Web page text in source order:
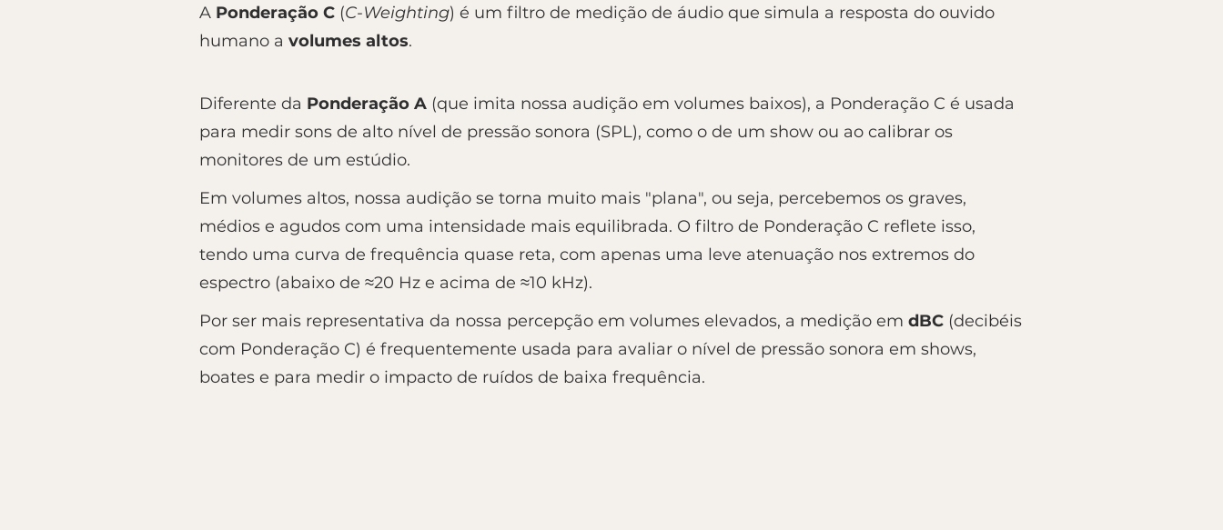
A Ponderação C (C-Weighting) é um filtro de medição de áudio que simula a resposta do ouvido
humano a volumes altos.
Diferente da Ponderação A (que imita nossa audição em volumes baixos), a Ponderação C é usada
para medir sons de alto nível de pressão sonora (SPL), como o de um show ou ao calibrar os
monitores de um estúdio.
Em volumes altos, nossa audição se torna muito mais "plana", ou seja, percebemos os graves,
médios e agudos com uma intensidade mais equilibrada. O filtro de Ponderação C reflete isso,
tendo uma curva de frequência quase reta, com apenas uma leve atenuação nos extremos do
espectro (abaixo de ≈20 Hz e acima de ≈10 kHz).
Por ser mais representativa da nossa percepção em volumes elevados, a medição em dBC (decibéis
com Ponderação C) é frequentemente usada para avaliar o nível de pressão sonora em shows,
boates e para medir o impacto de ruídos de baixa frequência.